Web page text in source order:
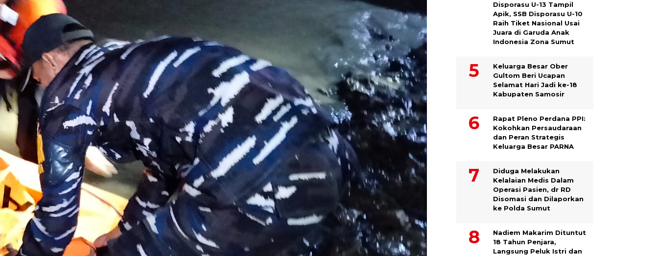
Disporasu U-13 Tampil
Apik, SSB Disporasu U-10
Raih Tiket Nasional Usai
Juara di Garuda Anak
Indonesia Zona Sumut
Keluarga Besar Ober
Gultom Beri Ucapan
Selamat Hari Jadi ke-18
Kabupaten Samosir
Rapat Pleno Perdana PPI:
Kokohkan Persaudaraan
dan Peran Strategis
Keluarga Besar PARNA
Diduga Melakukan
Kelalaian Medis Dalam
Operasi Pasien, dr RD
Disomasi dan Dilaporkan
ke Polda Sumut
​Nadiem Makarim Dituntut
18 Tahun Penjara,
Langsung Peluk Istri dan